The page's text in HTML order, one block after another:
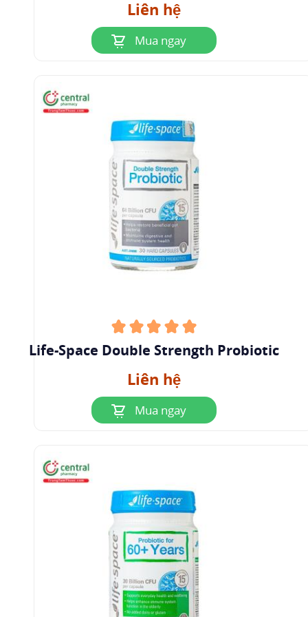
Ứng dụng trong lâm sàng
Lactobacillus bulgaricus được biết đến rộng rãi
nhờ khả năng cải thiện kết quả sức khỏe trong
tình trạng sức khỏe đường ruột.
Lợi ích sức khỏe đường ruột bao gồm từ việc
giảm các triệu chứng tiêu hóa đến giảm viêm ở
Một nghiên cứu năm 2014 đã xem xét tác động
của men vi sinh có chứaLactobacillus bulgaricus
đối với bệnh viêm túi lệ.Viêm túi lệ
viêm niêm mạc ruột của ruột non, là một biến
chứng tiềm ẩn sau phẫu thuật cắt bỏ trực tràng
phục hồi hoặc cắt bỏ trực tràng và toàn bộ hoặc
một phần đại tràng ở những người mắc bệnh
Liên hệ
Mua ngay
Life-Space Double Strength Probiotic
Liên hệ
Mua ngay